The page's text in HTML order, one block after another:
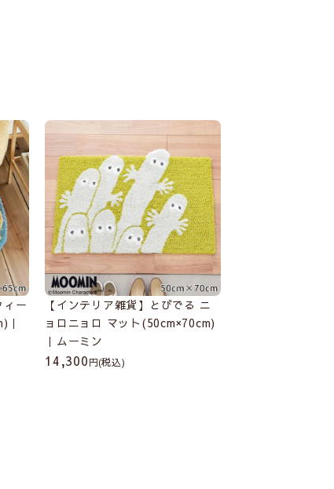
ィー
｜
【インテリア雑貨】とびでる ニ
ョロニョロ マット(50cm×70cm)
｜ムーミン
14,300 (税込)